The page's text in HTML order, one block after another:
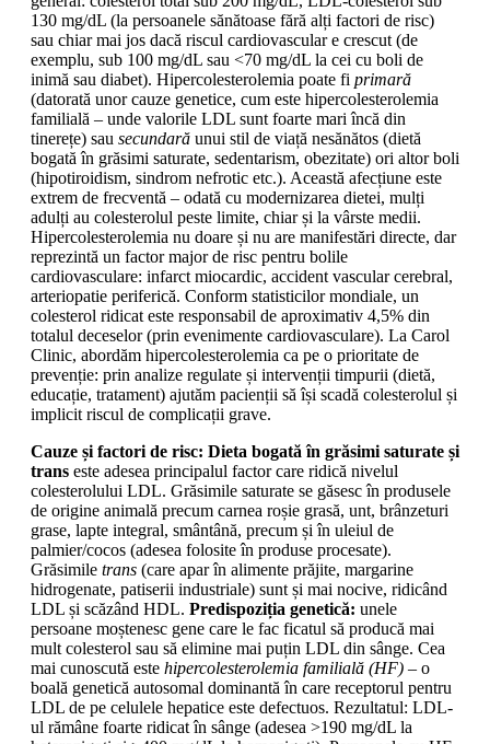
130 mg/dL (la persoanele sănătoase fără alți factori de risc)
sau chiar mai jos dacă riscul cardiovascular e crescut (de
exemplu, sub 100 mg/dL sau <70 mg/dL la cei cu boli de
inimă sau diabet). Hipercolesterolemia poate fi primară
(datorată unor cauze genetice, cum este hipercolesterolemia
familială – unde valorile LDL sunt foarte mari încă din
tinerețe) sau secundară unui stil de viață nesănătos (dietă
bogată în grăsimi saturate, sedentarism, obezitate) ori altor boli
(hipotiroidism, sindrom nefrotic etc.). Această afecțiune este
extrem de frecventă – odată cu modernizarea dietei, mulți
adulți au colesterolul peste limite, chiar și la vârste medii.
Hipercolesterolemia nu doare și nu are manifestări directe, dar
reprezintă un factor major de risc pentru bolile
cardiovasculare: infarct miocardic, accident vascular cerebral,
arteriopatie periferică. Conform statisticilor mondiale, un
colesterol ridicat este responsabil de aproximativ 4,5% din
totalul deceselor (prin evenimente cardiovasculare). La Carol
Clinic, abordăm hipercolesterolemia ca pe o prioritate de
prevenție: prin analize regulate și intervenții timpurii (dietă,
educație, tratament) ajutăm pacienții să își scadă colesterolul și
implicit riscul de complicații grave.
Cauze și factori de risc: Dieta bogată în grăsimi saturate și
trans este adesea principalul factor care ridică nivelul
colesterolului LDL. Grăsimile saturate se găsesc în produsele
de origine animală precum carnea roșie grasă, unt, brânzeturi
grase, lapte integral, smântână, precum și în uleiul de
palmier/cocos (adesea folosite în produse procesate).
Grăsimile trans (care apar în alimente prăjite, margarine
hidrogenate, patiserii industriale) sunt și mai nocive, ridicând
LDL și scăzând HDL. Predispoziția genetică: unele
persoane moștenesc gene care le fac ficatul să producă mai
mult colesterol sau să elimine mai puțin LDL din sânge. Cea
mai cunoscută este hipercolesterolemia familială (HF) – o
boală genetică autosomal dominantă în care receptorul pentru
LDL de pe celulele hepatice este defectuos. Rezultatul: LDL-
ul rămâne foarte ridicat în sânge (adesea >190 mg/dL la